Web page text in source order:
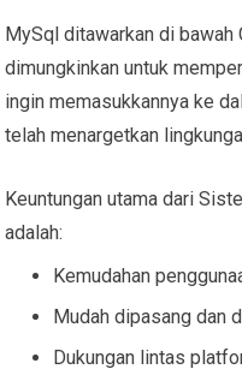
MySql ditawarkan di bawah
dimungkinkan untuk
ingin memasukkannya ke
telah menargetkan
Keuntungan utama dari
adalah:
Kemudahan
Mudah dipasang dan
Dukungan lintas